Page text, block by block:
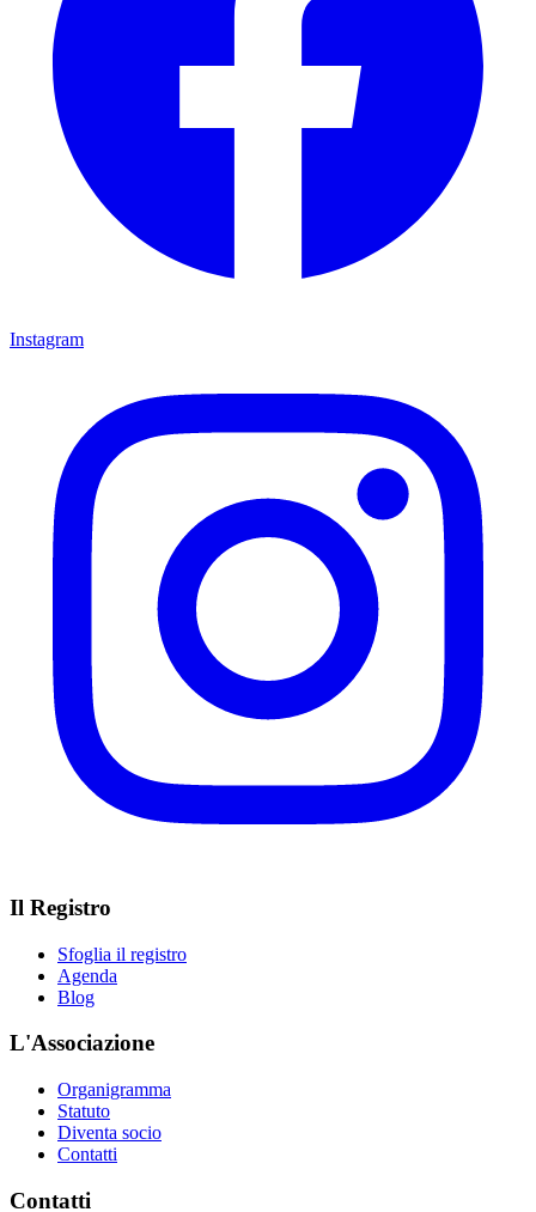
Instagram
Il Registro
Sfoglia il registro
Agenda
Blog
L'Associazione
Organigramma
Statuto
Diventa socio
Contatti
Contatti